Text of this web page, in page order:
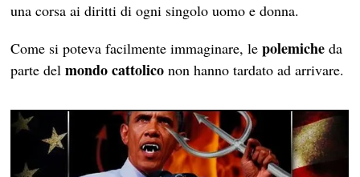
una corsa ai diritti di ogni singolo uomo e donna.
Come si poteva facilmente immaginare, lepolemicheda
parte delmondo cattolico non hanno tardato ad arrivare.